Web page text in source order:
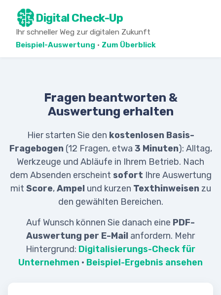
Digital Check-Up
Ihr schneller Weg zur digitalen Zukunft
Beispiel-Auswertung · Zum Überblick
Fragen beantworten &
Auswertung erhalten
Hier starten Sie den kostenlosen Basis-
Fragebogen(12 Fragen, etwa 3 Minuten): Alltag,
Werkzeuge und Abläufe in Ihrem Betrieb. Nach
dem Absenden erscheint sofort Ihre Auswertung
mit Score,Ampelund kurzen Texthinweisenzu
den gewählten Bereichen.
Auf Wunsch können Sie danach eine PDF-
Auswertung per E-Mail anfordern. Mehr
Hintergrund: Digitalisierungs-Check für
Unternehmen · Beispiel-Ergebnis ansehen